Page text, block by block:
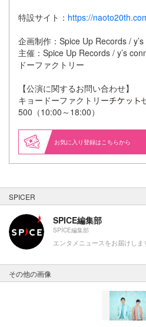
特設サイト： https://
企画制作：Spice Up Records /
主催：Spice Up Records / y’s
ドーファクトリー
【公演に関するお問い合わせ】
キョードーファクトリー
500（10:00～18:00）
お気に入り登録はこちらから
SPICER
SPICE編集部
SPICE編集部
エンタメニュースをお届けしま
その他の画像